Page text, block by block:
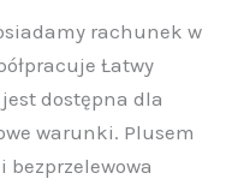
rachunek w
Łatwy
dostępna dla
warunki. Plusem
bezprzelewowa